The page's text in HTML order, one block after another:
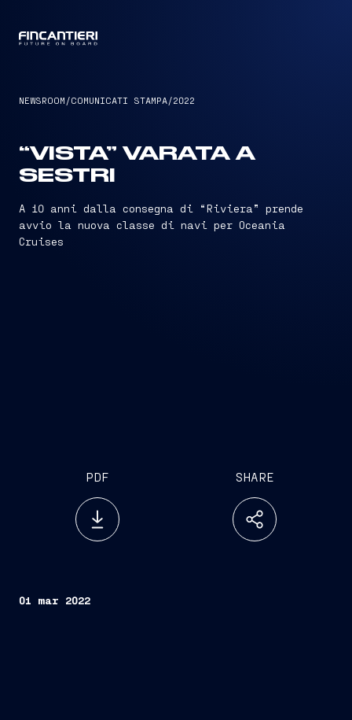
NEWSROOM /COMUNICATI STAMPA/2022
“VISTA” VARATA A
SESTRI
A 10 anni dalla consegna di “Riviera” prende
avvio la nuova classe di navi per Oceania
Cruises
PDF SHARE
01 mar 2022